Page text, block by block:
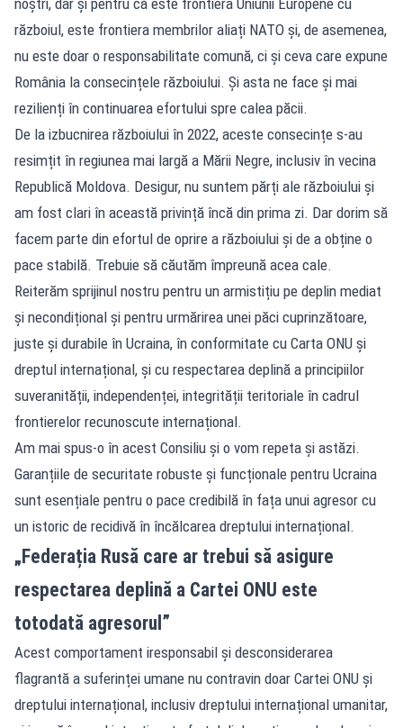
războiul, este frontiera membrilor aliați NATO și, de asemenea,
nu este doar o responsabilitate comună, ci și ceva care expune
România la consecințele războiului. Și asta ne face și mai
rezilienți în continuarea efortului spre calea păcii.
De la izbucnirea războiului în 2022, aceste consecințe s-au
resimțit în regiunea mai largă a Mării Negre, inclusiv în vecina
Republică Moldova. Desigur, nu suntem părți ale războiului și
am fost clari în această privință încă din prima zi. Dar dorim să
facem parte din efortul de oprire a războiului și de a obține o
pace stabilă. Trebuie să căutăm împreună acea cale.
Reiterăm sprijinul nostru pentru un armistițiu pe deplin mediat
și necondițional și pentru urmărirea unei păci cuprinzătoare,
juste și durabile în Ucraina, în conformitate cu Carta ONU și
dreptul internațional, și cu respectarea deplină a principiilor
suveranității, independenței, integrității teritoriale în cadrul
frontierelor recunoscute internațional.
Am mai spus-o în acest Consiliu și o vom repeta și astăzi.
Garanțiile de securitate robuste și funcționale pentru Ucraina
sunt esențiale pentru o pace credibilă în fața unui agresor cu
un istoric de recidivă în încălcarea dreptului internațional.
„Federația Rusă care ar trebui să asigure
respectarea deplină a Cartei ONU este
totodată agresorul”
Acest comportament iresponsabil și desconsiderarea
flagrantă a suferinței umane nu contravin doar Cartei ONU și
dreptului internațional, inclusiv dreptului internațional umanitar,